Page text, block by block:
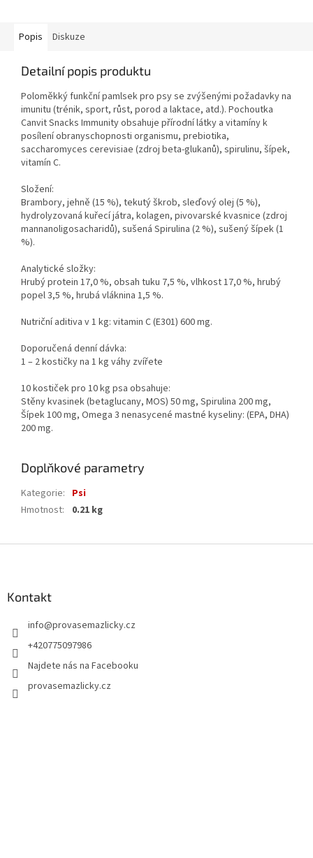
Popis Diskuze
Detailní popis produktu
Poloměkký funkční pamlsek pro psy se zvýšenými požadavky na
imunitu (trénik, sport, růst, porod a laktace, atd.). Pochoutka
Canvit Snacks Immunity obsahuje přírodní látky a vitamíny k
posílení obranyschopnosti organismu, prebiotika,
saccharomyces cerevisiae (zdroj beta-glukanů), spirulinu, šípek,
vitamín C.
Složení:
Brambory, jehně (15 %), tekutý škrob, sleďový olej (5 %),
hydrolyzovaná kuřecí játra, kolagen, pivovarské kvasnice (zdroj
mannanoligosacharidů), sušená Spirulina (2 %), sušený šípek (1
%).
Analytické složky:
Hrubý protein 17,0 %, obsah tuku 7,5 %, vlhkost 17,0 %, hrubý
popel 3,5 %, hrubá vláknina 1,5 %.
Nutriční aditiva v 1 kg: vitamin C (E301) 600 mg.
Doporučená denní dávka:
1 – 2 kostičky na 1 kg váhy zvířete
10 kostiček pro 10 kg psa obsahuje:
Stěny kvasinek (betaglucany, MOS) 50 mg, Spirulina 200 mg,
Šípek 100 mg, Omega 3 nenasycené mastné kyseliny: (EPA, DHA)
200 mg.
Doplňkové parametry
Kategorie: Psi
Hmotnost: 0.21 kg
Kontakt
info@provasemazlicky.cz
+420775097986
Najdete nás na Facebooku
provasemazlicky.cz